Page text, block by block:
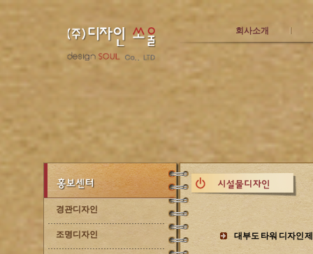
회사소개
경관디자인
조명디자인 대부도 타워 디자인